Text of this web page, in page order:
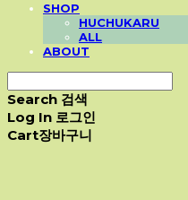
SHOP
HUCHUKARU
ALL
ABOUT
Search 검색
Log In 로그인
Cart장바구니